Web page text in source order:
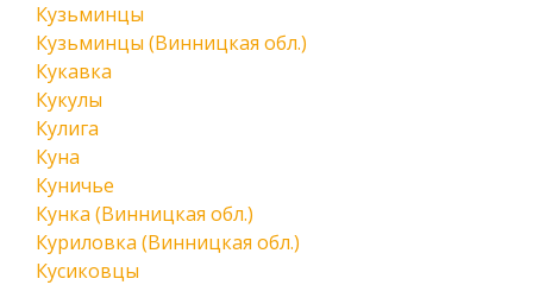
Кузьминцы
Кузьминцы (Винницкая обл.)
Кукавка
Кукулы
Кулига
Куна
Куничье
Кунка (Винницкая обл.)
Куриловка (Винницкая обл.)
Кусиковцы